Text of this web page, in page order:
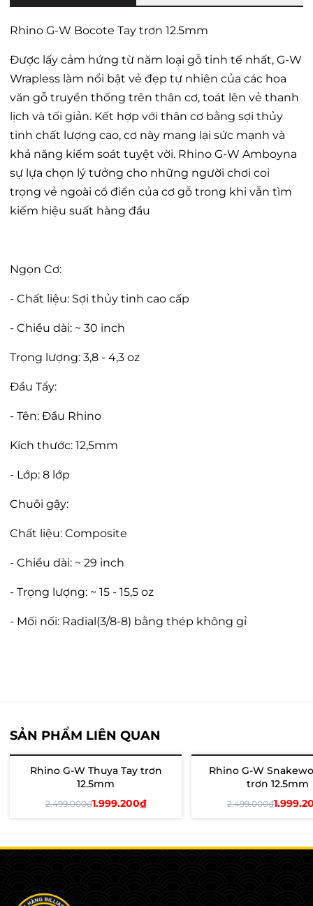
Rhino G-W Bocote Tay trơn 12.5mm
Được lấy cảm hứng từ năm loại gỗ tinh tế nhất, G-W
Wrapless làm nổi bật vẻ đẹp tự nhiên của các hoa
văn gỗ truyền thống trên thân cơ, toát lên vẻ thanh
lịch và tối giản. Kết hợp với thân cơ bằng sợi thủy
tinh chất lượng cao, cơ này mang lại sức mạnh và
khả năng kiểm soát tuyệt vời. Rhino G-W Amboyna
sự lựa chọn lý tưởng cho những người chơi coi
trọng vẻ ngoài cổ điển của cơ gỗ trong khi vẫn tìm
kiếm hiệu suất hàng đầu
Ngọn Cơ:
- Chất liệu: Sợi thủy tinh cao cấp
- Chiều dài: ~ 30 inch
Trọng lượng: 3,8 - 4,3 oz
Đầu Tẩy:
- Tên: Đầu Rhino
Kích thước: 12,5mm
- Lớp: 8 lớp
Chuôi gậy:
Chất liệu: Composite
- Chiều dài: ~ 29 inch
- Trọng lượng: ~ 15 - 15,5 oz
- Mối nối: Radial(3/8-8) bằng thép không gỉ
SẢN PHẨM LIÊN QUAN
- 20%
Rhino G-W Thuya Tay trơn
12.5mm
2.499.000₫1.999.200₫
- 20%
Rhino G-W
trơn 12.5mm
2.499.000₫